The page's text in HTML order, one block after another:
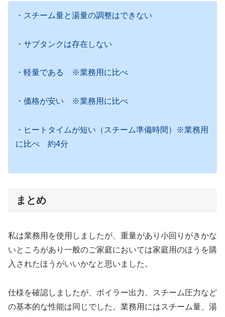
・スチーム量と湯量の調整はできない
・サブタンクは存在しない
・軽量である ※業務用に比べ
・価格が安い ※業務用に比べ
・ヒートタイムが短い（スチーム準備時間）※業務用
に比べ 約4分
まとめ
私は業務用を使用しましたが、重量があり小回りがきかな
いところがあり一般のご家庭においては家庭用のほうを購
入されたほうがいいかなと思いました。
仕様を確認しましたが、ボイラー出力、スチーム圧力など
の基本的な性能は同じでした。業務用にはスチーム量、湯